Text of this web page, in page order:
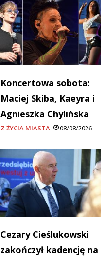
Koncertowa sobota:
Maciej Skiba, Kaeyra i
Agnieszka Chylińska
Z ŻYCIA MIASTA 08/08/2026
Cezary Cieślukowski
zakończył kadencję na